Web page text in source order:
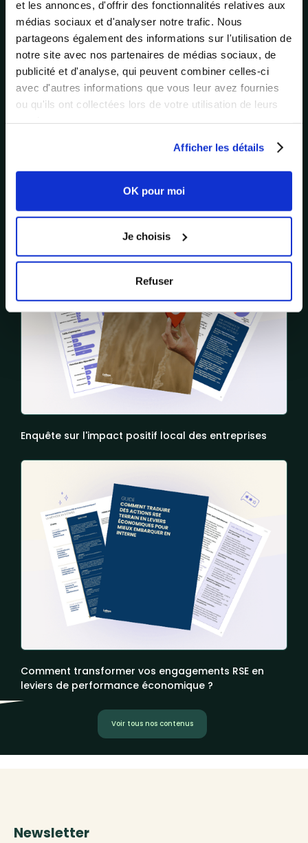
et les annonces, d'offrir des fonctionnalités relatives aux
médias sociaux et d'analyser notre trafic. Nous
partageons également des informations sur l'utilisation de
notre site avec nos partenaires de médias sociaux, de
publicité et d'analyse, qui peuvent combiner celles-ci
avec d'autres informations que vous leur avez fournies
ou qu'ils ont collectées lors de votre utilisation de leurs
Afficher les détails
OK pour moi
Je choisis
Refuser
Comment INTERSPORT et Easy Cash transforment
l'engagement dans leurs réseaux
Enquête sur l'impact positif local des entreprises
Comment transformer vos engagements RSE en
leviers de performance économique ?
Voir tous nos contenus
Newsletter